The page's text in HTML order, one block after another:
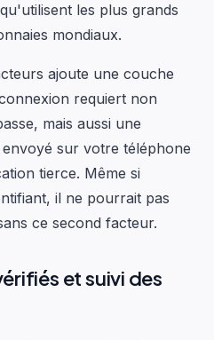
les plus grands
mondiaux.
ajoute une couche
requiert non
mais aussi une
sur votre téléphone
tierce. Même si
il ne pourrait pas
ce second facteur.
et suivi des